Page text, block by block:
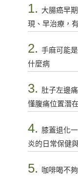
1. 大腸癌早
現、早治療，
2. 手麻可能
什麼病
3. 肚子左邊
懂腹痛位置潛
4. 膝蓋退化
炎的日常保健
5.
咖啡喝不